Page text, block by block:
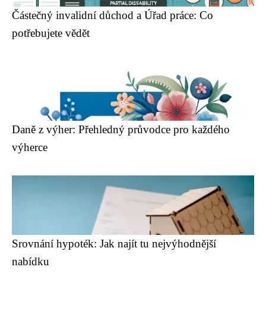
Částečný invalidní důchod a Úřad práce: Co
potřebujete vědět
Daně z výher: Přehledný průvodce pro každého
výherce
Srovnání hypoték: Jak najít tu nejvýhodnější
nabídku